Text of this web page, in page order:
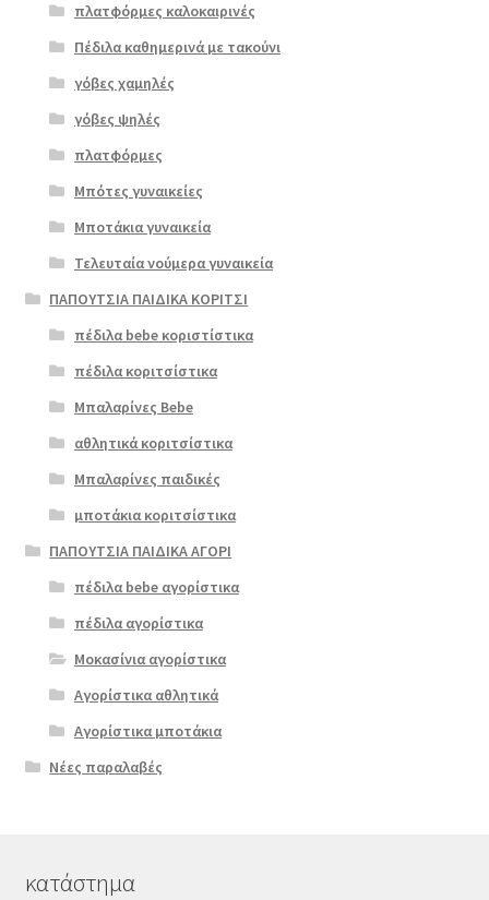
scarpy 527
ΠΡΟΣΦΟΡΆ!
€55.00
Original
was:
€55.00.
€ 44.00
τιμή
είναι:
€44.00.
πολλαπλές
παραλλαγές.
μπορούν
επιλεγούν
σελίδα
του
προϊόντος
γή
πλατφόρμες καλοκαιρινές
Πέδιλα καθημερινά με τακούνι
γόβες χαμηλές
γόβες ψηλές
πλατφόρμες
Μπότες γυναικείες
Μποτάκια γυναικεία
Τελευταία νούμερα γυναικεία
ΠΑΠΟΥΤΣΙΑ ΠΑΙΔΙΚΑ ΚΟΡΙΤΣΙ
πέδιλα bebe κοριστίστικα
πέδιλα κοριτσίστικα
Μπαλαρίνες Bebe
αθλητικά κοριτσίστικα
Μπαλαρίνες παιδικές
μποτάκια κοριτσίστικα
ΠΑΠΟΥΤΣΙΑ ΠΑΙΔΙΚΑ ΑΓΟΡΙ
πέδιλα bebe αγορίστικα
πέδιλα αγορίστικα
Μοκασίνια αγορίστικα
Αγορίστικα αθλητικά
Αγορίστικα μποτάκια
Νέες παραλαβές
κατάστημα